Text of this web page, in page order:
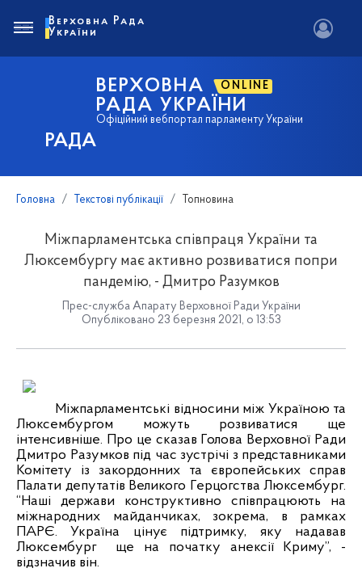
РАДА
ВЕРХОВНА ONLINE
РАДА УКРАЇНИ
Офіційний вебпортал парламенту України
Верховна Рада
України
Головна Текстові публікації Топновина
Міжпарламентська співпраця України та
Люксембургу має активно розвиватися попри
пандемію, - Дмитро Разумков
Прес-служба Апарату Верховної Ради України
Опубліковано 23 березня 2021, о 13:53
Міжпарламентські відносини між Україною та
Люксембургом можуть розвиватися ще
інтенсивніше. Про це сказав Голова Верховної Ради
Дмитро Разумков під час зустрічі з представниками
Комітету із закордонних та європейських справ
Палати депутатів Великого Герцогства Люксембург.
“Наші держави конструктивно співпрацюють на
міжнародних майданчиках, зокрема, в рамках
ПАРЄ. Україна цінує підтримку, яку надавав
Люксембург ще на початку анексії Криму”, -
відзначив він.